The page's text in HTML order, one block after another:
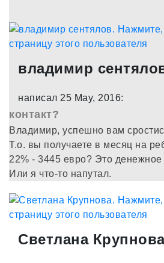
владимир
написал 25 May, 2016:
контакт?
Владимир, успешно вам
Т.о. вы получаете в месяц на
22% - 3445 евро? Это денежное
Или я что-то напутал.
Светлана